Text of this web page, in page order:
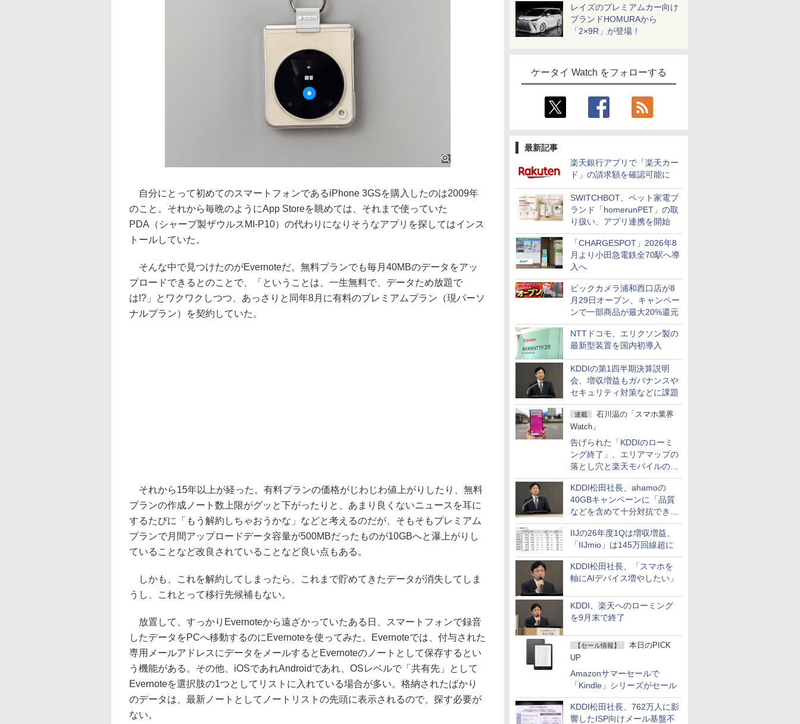
レイズのプレミアムカー向け
ブランドHOMURAから
「2×9R」が登場！
ケータイ Watch をフォローする
最新記事
楽天銀行アプリで「楽天カー
ド」の請求額を確認可能に
SWITCHBOT、ペット家電ブ
ランド「homerunPET」の取
り扱い、アプリ連携を開始
「CHARGESPOT」2026年8
月より小田急電鉄全70駅へ導
入へ
ビックカメラ浦和西口店が8
月29日オープン、キャンペー
ンで一部商品が最大20%還元
NTTドコモ、エリクソン製の
最新型装置を国内初導入
KDDIの第1四半期決算説明
会、増収増益もガバナンスや
セキュリティ対策などに課題
連載
石川温の「スマホ業界
Watch」
告げられた「KDDIのローミ
ング終了」、エリアマップの
落とし穴と楽天モバイルの課
題
KDDI松田社長、ahamoの
40GBキャンペーンに「品質
などを含めて十分対抗でき
る」
IIJの26年度1Qは増収増益、
「IIJmio」は145万回線超に
KDDI松田社長、「スマホを
軸にAIデバイス増やしたい」
KDDI、楽天へのローミング
を9月末で終了
【セール情報】
本日のPICK
UP
Amazonサマーセールで
「Kindle」シリーズがセール
KDDI松田社長、762万人に影
響したISP向けメール基盤不
自分にとって初めてのスマートフォンであるiPhone 3GSを購入したのは2009年
のこと。それから毎晩のようにApp Storeを眺めては、それまで使っていた
PDA（シャープ製ザウルスMI-P10）の代わりになりそうなアプリを探してはインス
トールしていた。
そんな中で見つけたのがEvernoteだ。無料プランでも毎月40MBのデータをアッ
プロードできるとのことで、「ということは、一生無料で、データため放題で
は!?」とワクワクしつつ、あっさりと同年8月に有料のプレミアムプラン（現パーソ
ナルプラン）を契約していた。
それから15年以上が経った。有料プランの価格がじわじわ値上がりしたり、無料
プランの作成ノート数上限がグッと下がったりと、あまり良くないニュースを耳に
するたびに「もう解約しちゃおうかな」などと考えるのだが、そもそもプレミアム
プランで月間アップロードデータ容量が500MBだったものが10GBへと瀑上がりし
ていることなど改良されていることなど良い点もある。
しかも、これを解約してしまったら、これまで貯めてきたデータが消失してしま
うし、これとって移行先候補もない。
放置して、すっかりEvernoteから遠ざかっていたある日、スマートフォンで録音
したデータをPCへ移動するのにEvernoteを使ってみた。Evernoteでは、付与された
専用メールアドレスにデータをメールするとEvernoteのノートとして保存するとい
う機能がある。その他、iOSであれAndroidであれ、OSレベルで「共有先」として
Evernoteを選択肢の1つとしてリストに入れている場合が多い。格納されたばかり
のデータは、最新ノートとしてノートリストの先頭に表示されるので、探す必要が
ない。